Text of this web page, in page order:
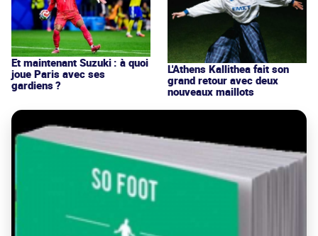
Et maintenant Suzuki : à quoi
joue Paris avec ses
gardiens ?
L'Athens Kallithea fait son
grand retour avec deux
nouveaux maillots